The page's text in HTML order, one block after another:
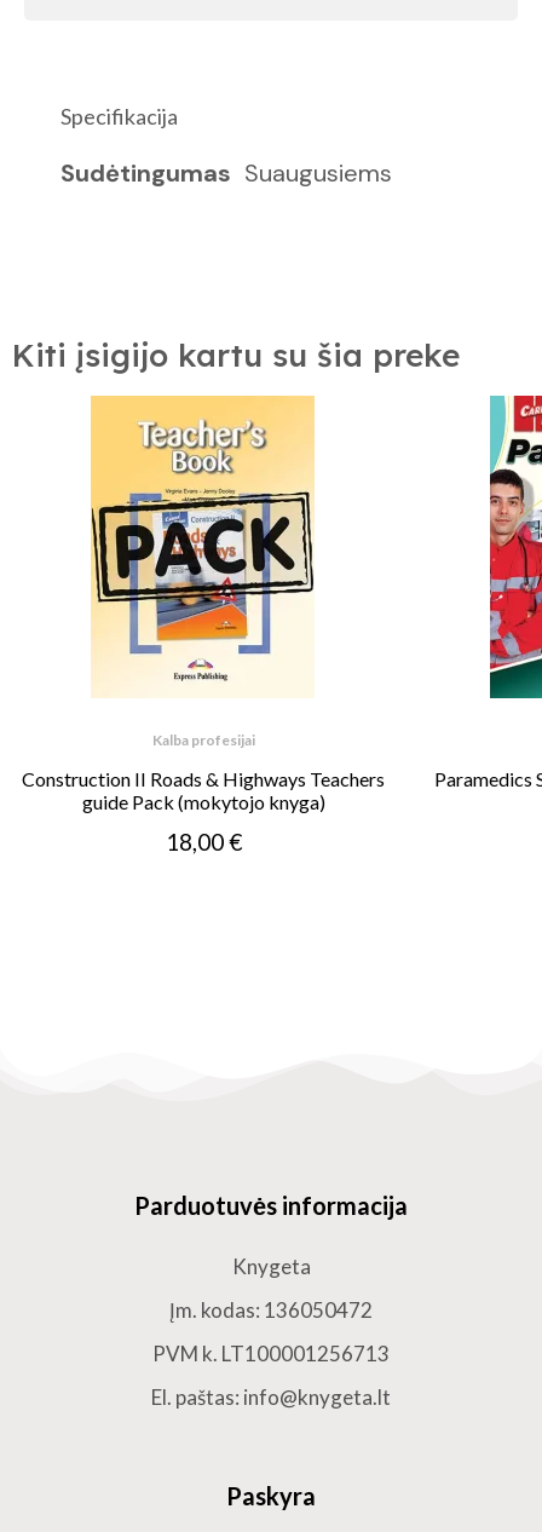
Specifikacija
Sudėtingumas Suaugusiems
Kiti įsigijo kartu su šia preke
Kalba profesijai
Construction II Roads & Highways Teachers
guide Pack (mokytojo knyga)
18,00 €
Paramedics
Paskyra
Parduotuvės informacija
Knygeta
Įm. kodas: 136050472
PVM k. LT100001256713
El. paštas: info@knygeta.lt